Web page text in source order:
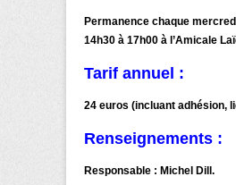
Permanence chaque
14h30 à 17h00 à l’Amicale
Tarif annuel :
24 euros (incluant adhésion,
Renseignements :
Responsable : Michel Dill.